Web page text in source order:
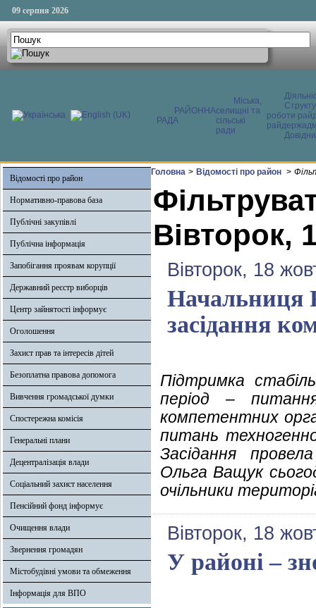
09 серпня 2026
РАЙОННА
РАДА
Міська,
селищні та
сільські
ради
роботи
Відомості про район
Нормативно-правова база
Публічні закупівлі
Публічна інформація
Запобігання проявам корупції
Державний реєстр виборців
Центр зайнятості інформує
Оголошення
Захист прав та інтересів дітей
Безоплатна правова допомога
Вивчення громадської думки
Спостережна комісія
Генеральні плани
Децентралізація влади
Соціальний захист населення
Пенсійний фонд інформує
Очищення влади
Звернення громадян
Містобудівні умови та обмеження
Інформація для ВПО
Головна > Відомості про район >
Вівторок,
Вівторок, 18
Начальниця
засідання
Підтримка
період –
компетентних
питань
Засідання
Ольга Ващук
очільники
Вівторок, 18
У районі –